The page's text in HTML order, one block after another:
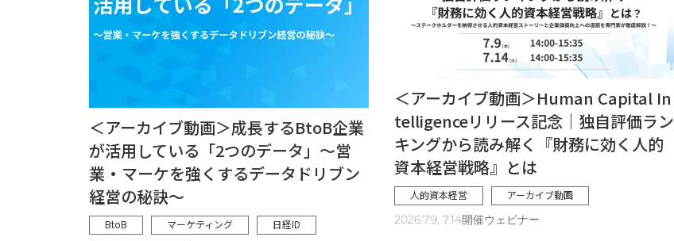
＜アーカイブ動画＞成長するBtoB企業
が活用している「2つのデータ」～営
業・マーケを強くするデータドリブン
経営の秘訣～
BtoB マーケティング
日経ID
＜アーカイブ動画＞Human Capital In
telligenceリリース記念｜独自評価ラン
キングから読み解く『財務に効く人的
資本経営戦略』とは
人的資本経営 アーカイブ動画
2026.7.9, 7.14開催ウェビナー